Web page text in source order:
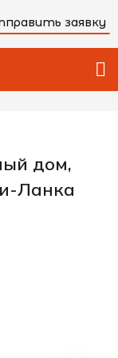
заявку
дом,
Ланка